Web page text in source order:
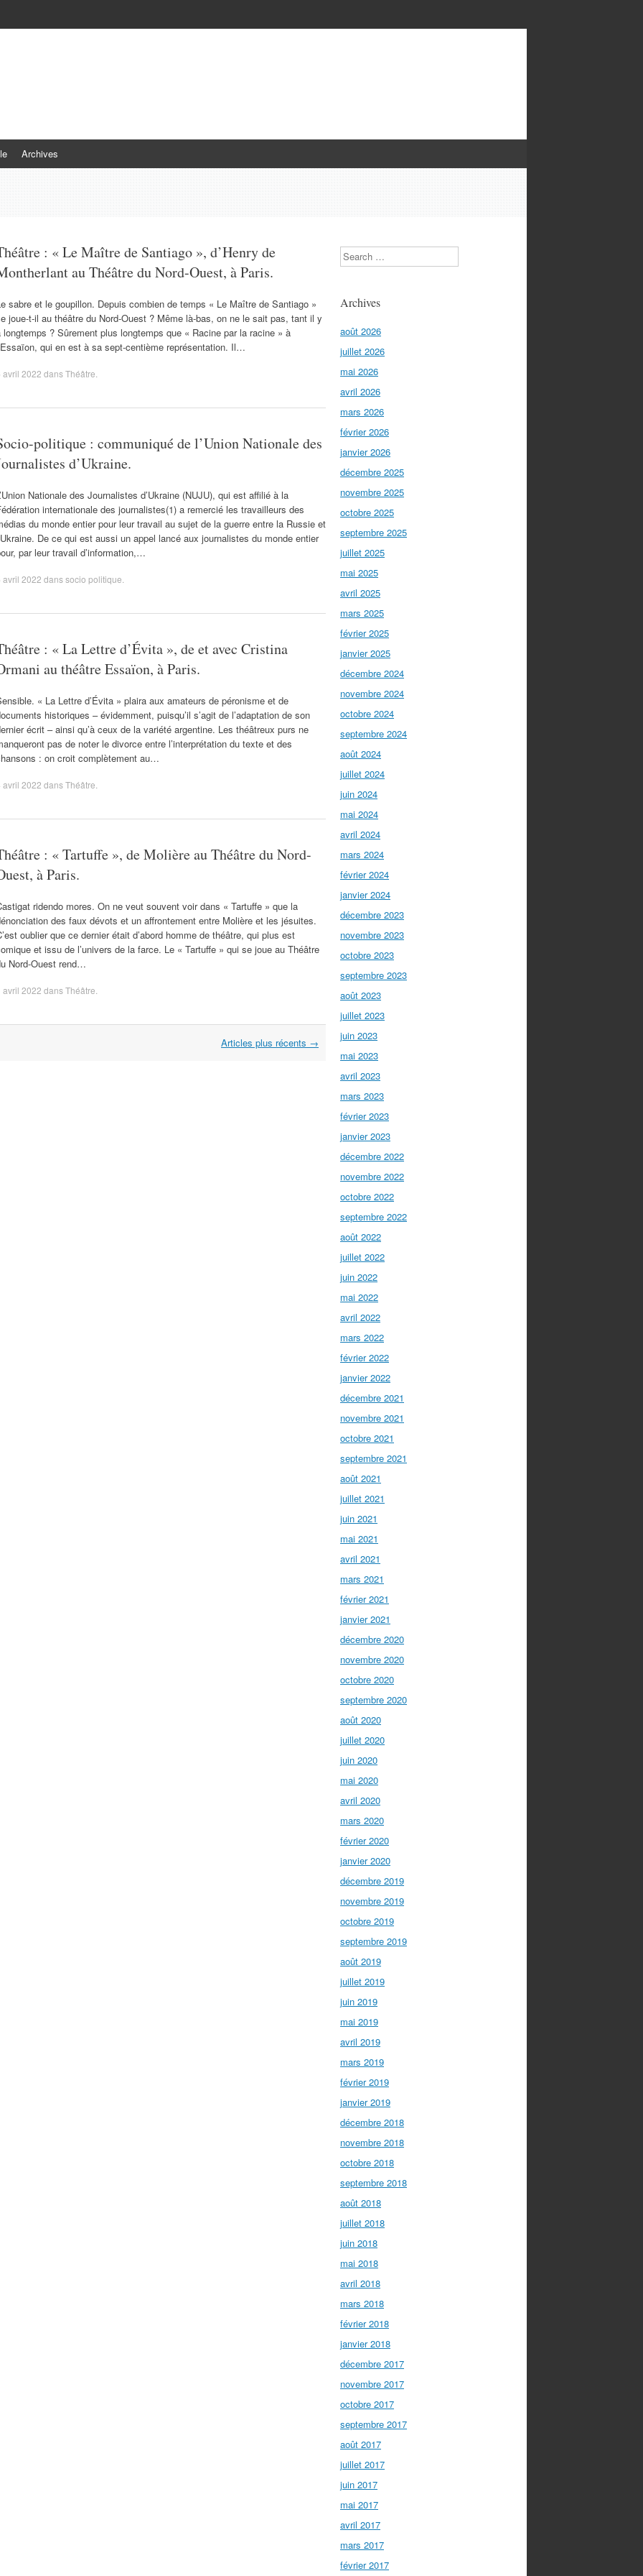
Archives
: « Le Maître de Santiago », d’Henry de
au Théâtre du Nord-Ouest, à Paris.
sabre et le goupillon. Depuis combien de temps « Le Maître de Santiago »
joue-t-il au théâtre du Nord-Ouest ? Même là-bas, on ne le sait pas, tant il y
longtemps ? Sûrement plus longtemps que « Racine par la racine » à
qui en est à sa sept-centième représentation. Il…
avril 2022 dansThéâtre
politique : communiqué de l’Union Nationale des
d’Ukraine.
Nationale des Journalistes d’Ukraine (NUJU), qui est affilié à la
internationale des journalistes(1) a remercié les travailleurs des
du monde entier pour leur travail au sujet de la guerre entre la Russie et
De ce qui est aussi un appel lancé aux journalistes du monde entier
par leur travail d’information,…
avril 2022 danssocio politique
: « La Lettre d’Évita », de et avec Cristina
au théâtre Essaïon, à Paris.
« La Lettre d’Évita » plaira aux amateurs de péronisme et de
historiques – évidemment, puisqu’il s’agit de l’adaptation de son
écrit – ainsi qu’à ceux de la variété argentine. Les théâtreux purs ne
pas de noter le divorce entre l’interprétation du texte et des
: on croit complètement au…
avril 2022 dansThéâtre
: « Tartuffe », de Molière au Théâtre du Nord-
à Paris.
ridendo mores. On ne veut souvent voir dans « Tartuffe » que la
des faux dévots et un affrontement entre Molière et les jésuites.
oublier que ce dernier était d’abord homme de théâtre, qui plus est
et issu de l’univers de la farce. Le « Tartuffe » qui se joue au Théâtre
Nord-Ouest rend…
avril 2022 dansThéâtre
Articles plus récents →
Search
Archives
août 2026
juillet 2026
mai 2026
avril 2026
mars 2026
février 2026
janvier 2026
décembre 2025
novembre 2025
octobre 2025
septembre 2025
juillet 2025
mai 2025
avril 2025
mars 2025
février 2025
janvier 2025
décembre 2024
novembre 2024
octobre 2024
septembre 2024
août 2024
juillet 2024
juin 2024
mai 2024
avril 2024
mars 2024
février 2024
janvier 2024
décembre 2023
novembre 2023
octobre 2023
septembre 2023
août 2023
juillet 2023
juin 2023
mai 2023
avril 2023
mars 2023
février 2023
janvier 2023
décembre 2022
novembre 2022
octobre 2022
septembre 2022
août 2022
juillet 2022
juin 2022
mai 2022
avril 2022
mars 2022
février 2022
janvier 2022
décembre 2021
novembre 2021
octobre 2021
septembre 2021
août 2021
juillet 2021
juin 2021
mai 2021
avril 2021
mars 2021
février 2021
janvier 2021
décembre 2020
novembre 2020
octobre 2020
septembre 2020
août 2020
juillet 2020
juin 2020
mai 2020
avril 2020
mars 2020
février 2020
janvier 2020
décembre 2019
novembre 2019
octobre 2019
septembre 2019
août 2019
juillet 2019
juin 2019
mai 2019
avril 2019
mars 2019
février 2019
janvier 2019
décembre 2018
novembre 2018
octobre 2018
septembre 2018
août 2018
juillet 2018
juin 2018
mai 2018
avril 2018
mars 2018
février 2018
janvier 2018
décembre 2017
novembre 2017
octobre 2017
septembre 2017
août 2017
juillet 2017
juin 2017
mai 2017
avril 2017
mars 2017
février 2017